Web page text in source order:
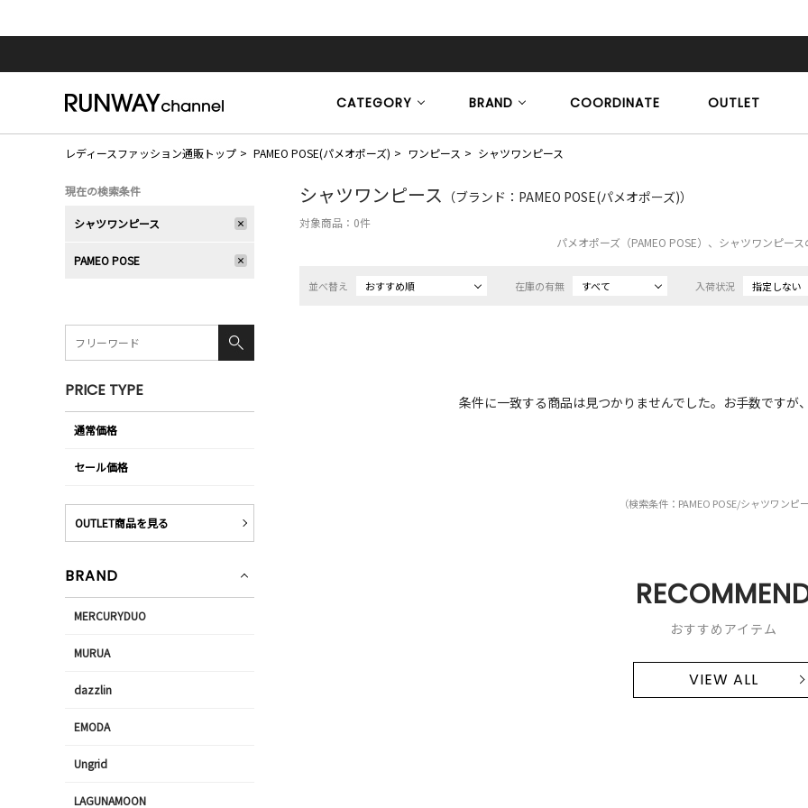
CATEGORY BRAND COORDINATE OUTLET
レディースファッション通販トップ PAMEO POSE(パメオポーズ) ワンピース シャツワンピース
シャツワンピース （ブランド：PAMEO POSE(パメオポーズ)）
対象商品： 0件
パメオポーズ（PAMEO POSE）、シャツワンピース
並べ替え おすすめ順 在庫の有無 すべて 入荷状況 指定しない
条件に一致する商品は見つかりませんでした。お手数ですが
（検索条件：PAMEO POSE/シャツワンピー
おすすめアイテム
VIEW ALL
現在の検索条件
シャツワンピース
PAMEO POSE
PRICE TYPE
通常価格
セール価格
OUTLET商品を見る
BRAND
MERCURYDUO
MURUA
dazzlin
EMODA
Ungrid
LAGUNAMOON